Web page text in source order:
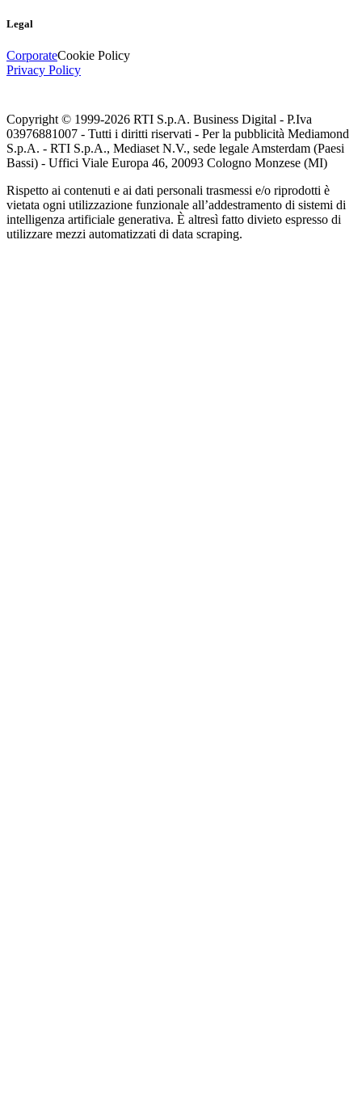
Legal
CorporateCookie Policy
Privacy Policy
Copyright © 1999-2026 RTI S.p.A. Business Digital - P.Iva
03976881007 - Tutti i diritti riservati - Per la pubblicità Mediamond
S.p.A. - RTI S.p.A., Mediaset N.V., sede legale Amsterdam (Paesi
Bassi) - Uffici Viale Europa 46, 20093 Cologno Monzese (MI)
Rispetto ai contenuti e ai dati personali trasmessi e/o riprodotti è
vietata ogni utilizzazione funzionale all’addestramento di sistemi di
intelligenza artificiale generativa. È altresì fatto divieto espresso di
utilizzare mezzi automatizzati di data scraping.